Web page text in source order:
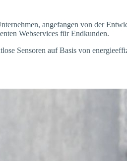
angefangen von der
Webservices für Endkunden.
Sensoren auf Basis von